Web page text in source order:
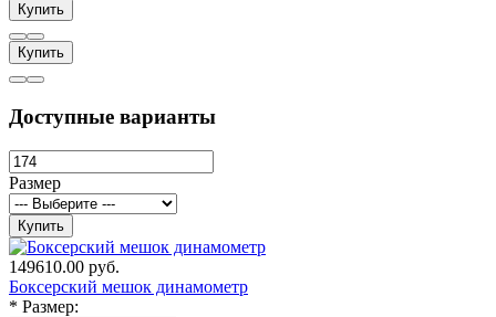
Купить
Купить
Доступные варианты
Размер
Купить
149610.00 руб.
Боксерский мешок динамометр
* Размер: